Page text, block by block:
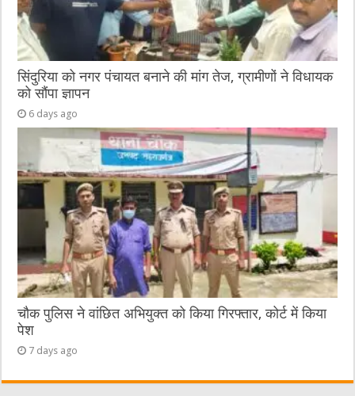
सिंदुरिया को नगर पंचायत बनाने की मांग तेज, ग्रामीणों ने विधायक
को सौंपा ज्ञापन
6 days ago
चौक पुलिस ने वांछित अभियुक्त को किया गिरफ्तार, कोर्ट में किया
पेश
7 days ago